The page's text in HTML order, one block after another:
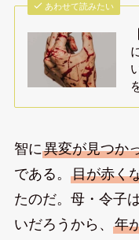
あわせて読みたい
智に異変が見つか
である。 目が赤く
たのだ。母・令子
いだろうから、 年